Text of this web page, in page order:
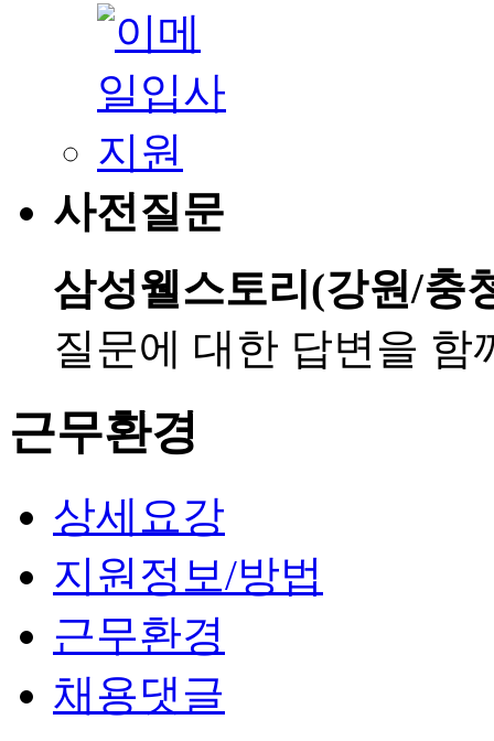
사전질문
삼성웰스토리(강원/충
질문에 대한 답변을 함
근무환경
상세요강
지원정보/방법
근무환경
채용댓글